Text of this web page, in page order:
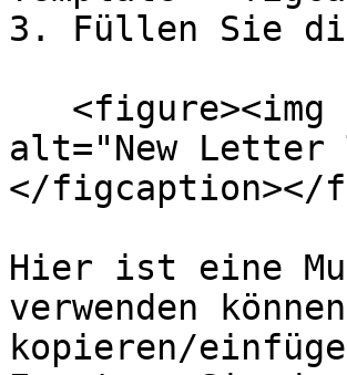
3. Füllen Sie
alt="New Letter
</figcaption></
Hier ist eine
verwenden
kopieren/